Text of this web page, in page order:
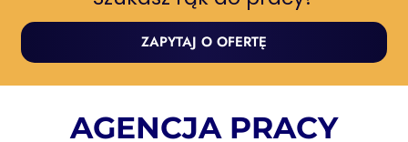
ZAPYTAJ O OFERTĘ
AGENCJA PRACY